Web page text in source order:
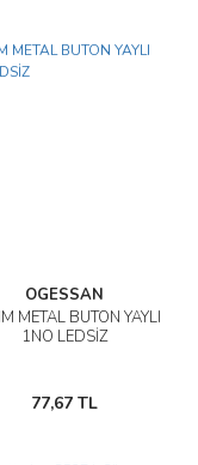
OGESSAN
METAL BUTON YAYLI
1NO LEDSİZ
77,67 TL